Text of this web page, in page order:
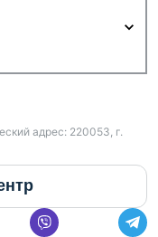
адрес: 220053, г.